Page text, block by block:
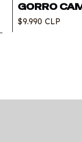
GORRO
$9.990 CLP